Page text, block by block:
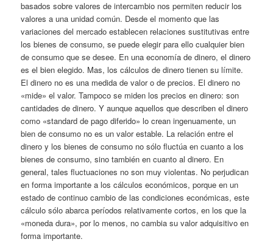
basados sobre valores de intercambio nos permiten reducir los
valores a una unidad común. Desde el momento que las
variaciones del mercado establecen relaciones sustitutivas entre
los bienes de consumo, se puede elegir para ello cualquier bien
de consumo que se desee. En una economía de dinero, el dinero
es el bien elegido. Mas, los cálculos de dinero tienen su límite.
El dinero no es una medida de valor o de precios. El dinero no
«mide» el valor. Tampoco se miden los precios en dinero: son
cantidades de dinero. Y aunque aquellos que describen el dinero
como «standard de pago diferido» lo crean ingenuamente, un
bien de consumo no es un valor estable. La relación entre el
dinero y los bienes de consumo no sólo fluctúa en cuanto a los
bienes de consumo, sino también en cuanto al dinero. En
general, tales fluctuaciones no son muy violentas. No perjudican
en forma importante a los cálculos económicos, porque en un
estado de continuo cambio de las condiciones económicas, este
cálculo sólo abarca períodos relativamente cortos, en los que la
«moneda dura», por lo menos, no cambia su valor adquisitivo en
forma importante.